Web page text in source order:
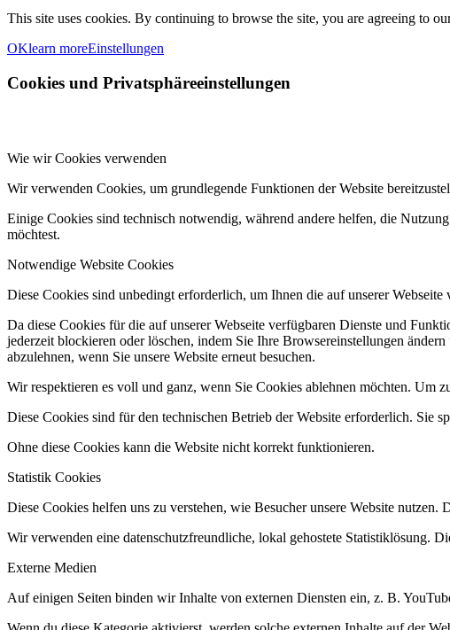
This site uses cookies. By continuing to browse the site, you are agreeing to
OKlearn moreEinstellungen
Cookies und Privatsphäreeinstellungen
Wie wir Cookies verwenden
Wir verwenden Cookies, um grundlegende Funktionen der Website
Einige Cookies sind technisch notwendig, während andere helfen, die
möchtest.
Notwendige Website Cookies
Diese Cookies sind unbedingt erforderlich, um Ihnen die auf unserer
Da diese Cookies für die auf unserer Webseite verfügbaren Dienste und
jederzeit blockieren oder löschen, indem Sie Ihre Browsereinstellungen
abzulehnen, wenn Sie unsere Website erneut besuchen.
Wir respektieren es voll und ganz, wenn Sie Cookies ablehnen möchten. Um
Diese Cookies sind für den technischen Betrieb der Website erforderlich. Sie
Ohne diese Cookies kann die Website nicht korrekt funktionieren.
Statistik Cookies
Diese Cookies helfen uns zu verstehen, wie Besucher unsere Website
Wir verwenden eine datenschutzfreundliche, lokal gehostete Statistiklösung.
Externe Medien
Auf einigen Seiten binden wir Inhalte von externen Diensten ein, z. B.